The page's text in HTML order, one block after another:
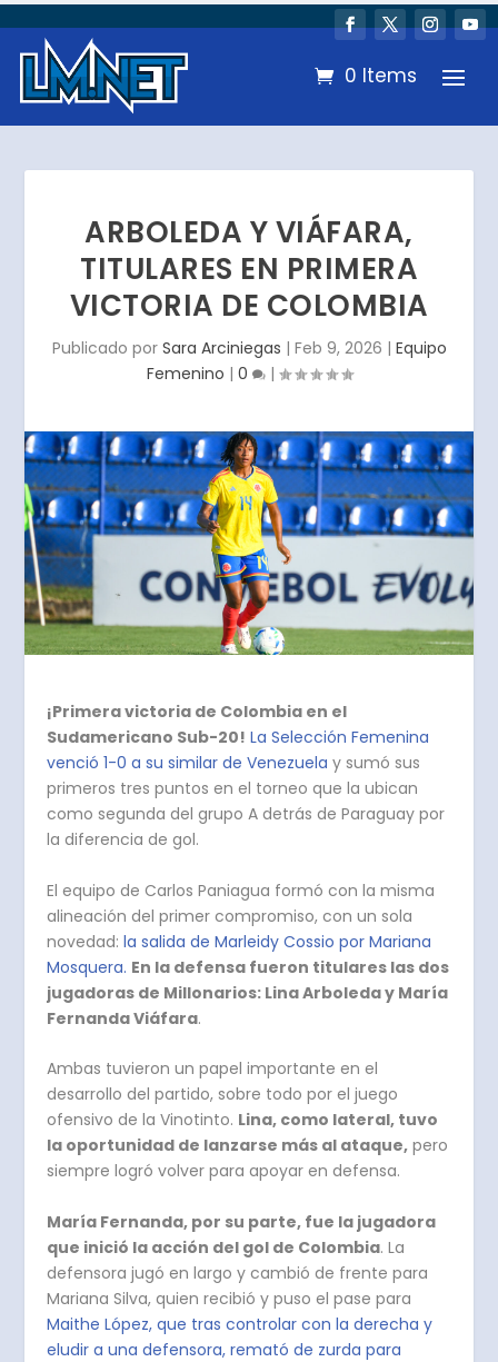
0 Items
ARBOLEDA Y VIÁFARA,
TITULARES EN PRIMERA
VICTORIA DE COLOMBIA
Publicado por Sara Arciniegas | Feb 9, 2026 | Equipo
Femenino | 0 |
¡Primera victoria de Colombia en el
Sudamericano Sub-20! La Selección Femenina
venció 1-0 a su similar de Venezuela y sumó sus
primeros tres puntos en el torneo que la ubican
como segunda del grupo A detrás de Paraguay por
la diferencia de gol.
El equipo de Carlos Paniagua formó con la misma
alineación del primer compromiso, con un sola
novedad:la salida de Marleidy Cossio por Mariana
Mosquera. En la defensa fueron titulares las dos
jugadoras de Millonarios: Lina Arboleda y María
Fernanda Viáfara.
Ambas tuvieron un papel importante en el
desarrollo del partido, sobre todo por el juego
ofensivo de la Vinotinto. Lina, como lateral, tuvo
la oportunidad de lanzarse más al ataque, pero
siempre logró volver para apoyar en defensa.
María Fernanda, por su parte, fue la jugadora
que inició la acción del gol de Colombia. La
defensora jugó en largo y cambió de frente para
Mariana Silva, quien recibió y puso el pase para
Maithe López, que tras controlar con la derecha y
eludir a una defensora, remató de zurda para